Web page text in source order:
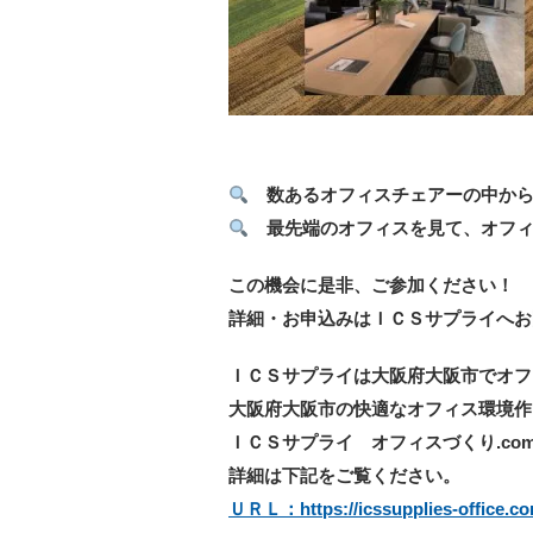
数あるオフィスチェアーの中か
最先端のオフィスを見て、オフ
この機会に是非、ご参加ください！
詳細・お申込みはＩＣＳサプライへ
ＩＣＳサプライは大阪府大阪市でオ
大阪府大阪市の快適なオフィス環境
ＩＣＳサプライ オフィスづくり
詳細は下記をご覧ください。
ＵＲＬ：https://icssupplies-